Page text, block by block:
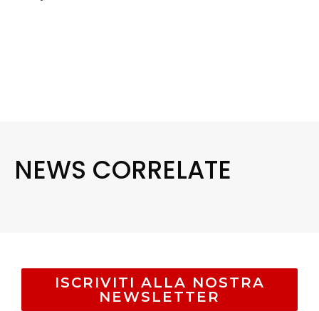
NEWS CORRELATE
ISCRIVITI ALLA NOSTRA
NEWSLETTER